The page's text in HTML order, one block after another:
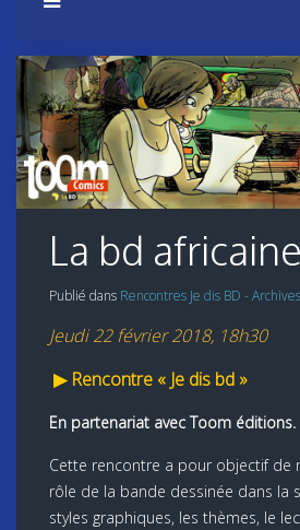
La bd africaine
Publié dans Rencontres Je dis BD -
Jeudi 22 février 2018, 18h30
▶ Rencontre « Je dis bd »
En partenariat avec Toom éditions.
Cette rencontre a pour objectif de
rôle de la bande dessinée dans la
styles graphiques, les thèmes, le